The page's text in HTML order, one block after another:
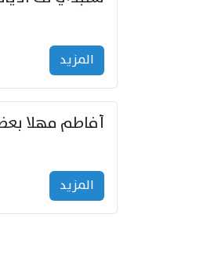
المزید
المزید